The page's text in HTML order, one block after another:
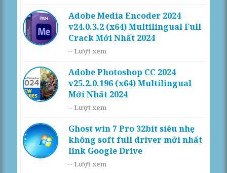
Adobe Media Encoder 2024
v24.0.3.2 (x64) Multilingual Full
Crack Mới Nhất 2024
-- Lượt xem
Adobe Photoshop CC 2024
v25.2.0.196 (x64) Multilingual
Mới Nhất 2024
-- Lượt xem
Ghost win 7 Pro 32bit siêu nhẹ
không soft full driver mới nhất
link Google Drive
-- Lượt xem